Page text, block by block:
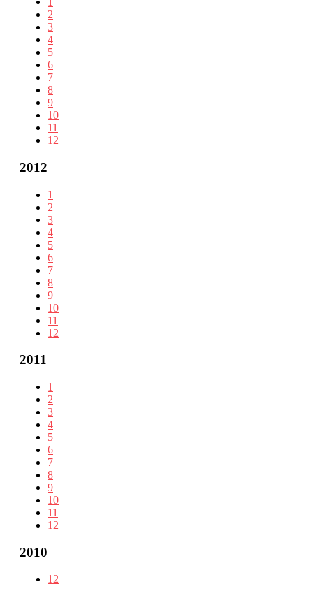
2
3
4
5
6
7
8
9
10
11
12
2012
1
2
3
4
5
6
7
8
9
10
11
12
2011
1
2
3
4
5
6
7
8
9
10
11
12
2010
12